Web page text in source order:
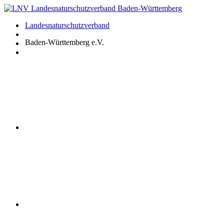
Zum
springenLandesnaturschutzverband
Baden-Württemberg e.V.